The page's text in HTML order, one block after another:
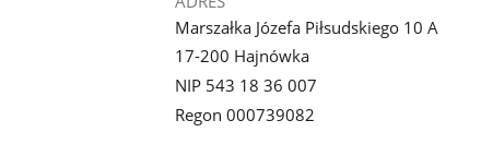
Marszałka Józefa Piłsudskiego 10 A
17-200 Hajnówka
NIP 543 18 36 007
Regon 000739082